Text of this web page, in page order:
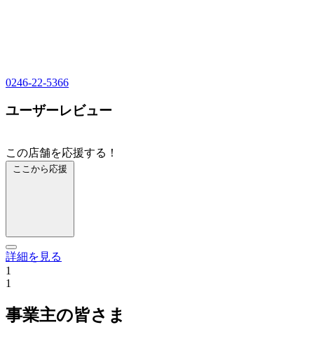
0246-22-5366
ユーザーレビュー
この店舗を応援する！
ここから応援
詳細を見る
1
1
事業主の皆さま